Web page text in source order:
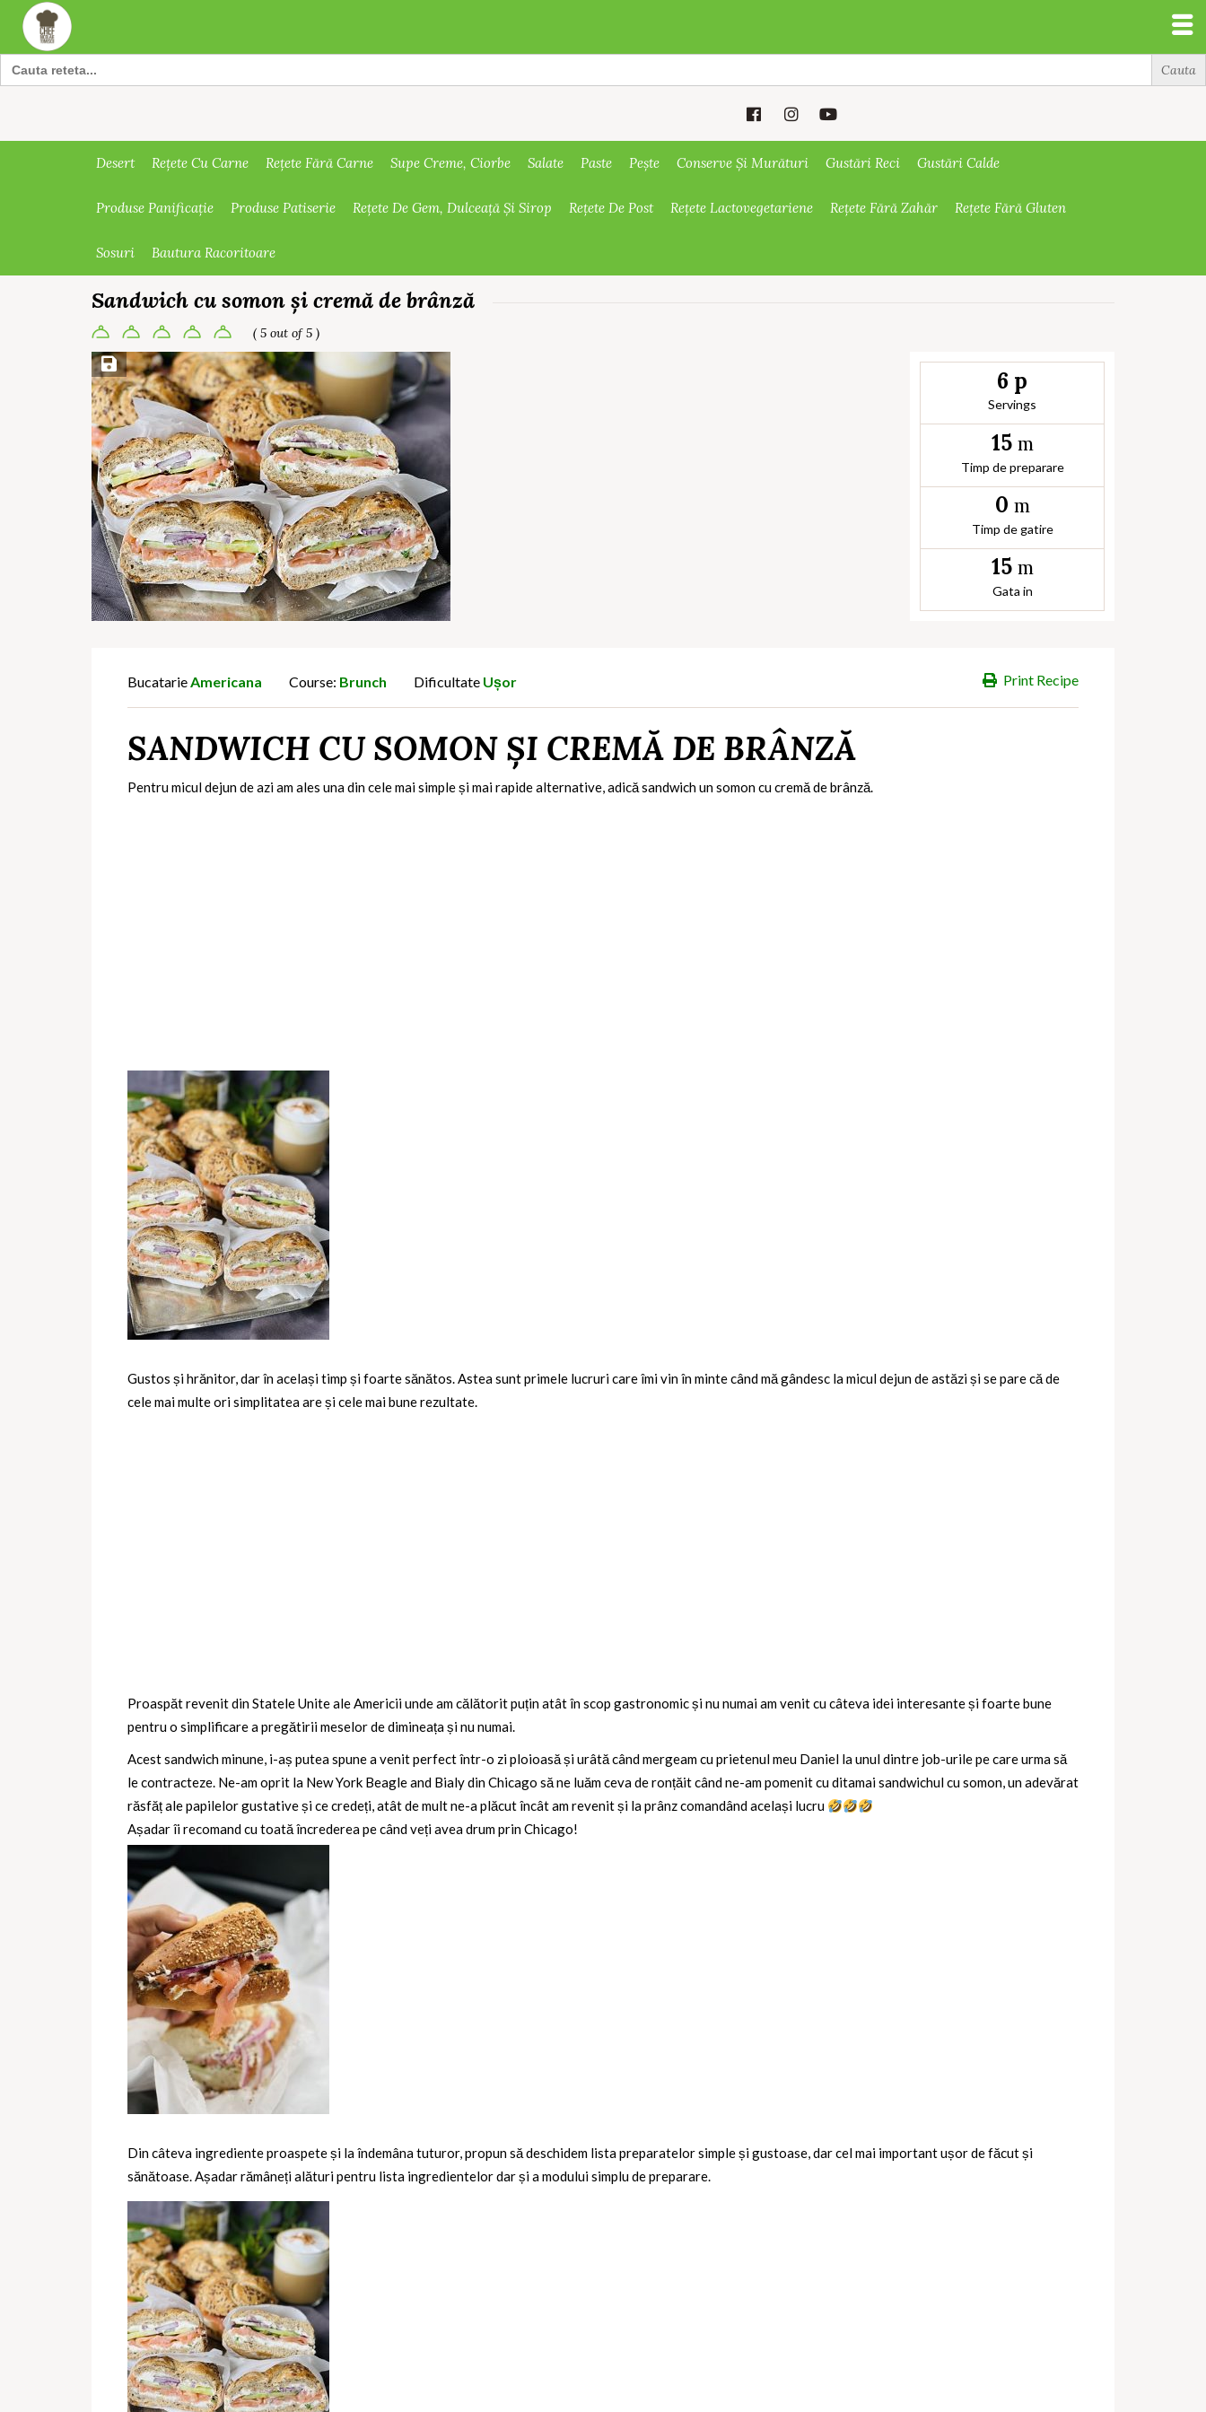
Search
for:
Desert Rețete Cu Carne Rețete Fără Carne Supe Creme, Ciorbe Salate Paste Pește Conserve Și Murături Gustări Reci Gustări Calde
Produse Panificație Produse Patiserie Rețete De Gem, Dulceață Și Sirop Rețete De Post Rețete Lactovegetariene Rețete Fără Zahăr Rețete Fără Gluten
Sosuri Bautura Racoritoare
Sandwich cu somon și cremă de brânză
( 5 out of 5 )
Save Recipe
6 p
Servings
15 m
Timp de preparare
0 m
Timp de gatire
15 m
Gata in
Print Recipe
BucatarieAmericana Course: Brunch Dificultate Ușor
SANDWICH CU SOMON ȘI CREMĂ DE BRÂNZĂ
Pentru micul dejun de azi am ales una din cele mai simple și mai rapide alternative, adică sandwich un somon cu cremă de brânză.
Gustos și hrănitor, dar în același timp și foarte sănătos. Astea sunt primele lucruri care îmi vin în minte când mă gândesc la micul dejun de astăzi și se pare că de
cele mai multe ori simplitatea are și cele mai bune rezultate.
Proaspăt revenit din Statele Unite ale Americii unde am călătorit puțin atât înscop gastronomic și nu numai am venit cu câteva idei interesante și foarte bune
pentru o simplificare a pregătirii meselor de dimineața și nu numai.
Acest sandwich minune, i-aș putea spune a venit perfect într-o zi ploioasă și urâtă când mergeam cu prietenul meu Daniel la unul dintre job-urile pe care urma să
le contracteze. Ne-am oprit la New York Beagle and Bialy din Chicago să ne luăm ceva de ronțăit când ne-am pomenit cu ditamai sandwichul cu somon, un adevărat
răsfăț ale papilelor gustative și ce credeți, atât de mult ne-a plăcut încât am revenit și la prânz comandând același lucru
Așadar îi recomand cu toată încrederea pe când veți avea drum prin Chicago!
Din câteva ingrediente proaspete și la îndemâna tuturor, propun să deschidem lista preparatelor simple și gustoase, dar cel mai important ușor de făcut și
sănătoase. Așadar rămâneți alături pentru lista ingredientelor dar și a modului simplu de preparare.